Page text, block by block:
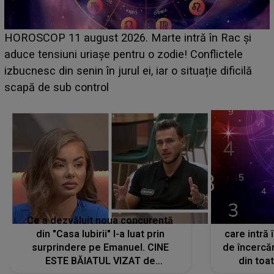
HOROSCOP de weekend, 8-9 august 2026. Zodia
care riscă să rămână fără bani. O decizie luată în
grabă îi aduce pierderi semnificative și îi dă toate
planurile peste cap
Ce a dezvăluit noua concurentă
din "Casa Iubirii" l-a luat prin
surprindere pe Emanuel. CINE
ESTE BĂIATUL VIZAT de
care intră
de
din